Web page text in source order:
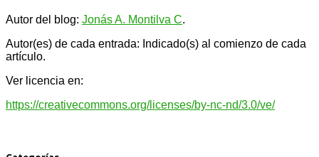
Autor del blog: Jonás A. Montilva C.
Autor(es) de cada entrada: Indicado(s) al comienzo de cada
artículo.
Ver licencia en:
https://creativecommons.org/licenses/by-nc-nd/3.0/ve/